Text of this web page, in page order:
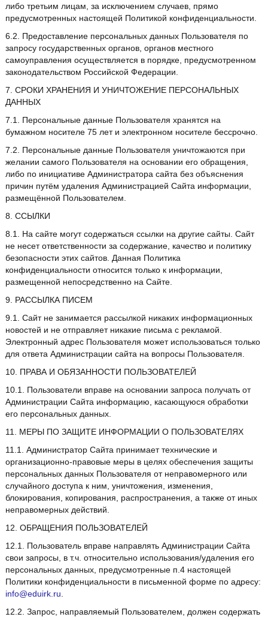
либо третьим лицам, за исключением случаев, прямо
предусмотренных настоящей Политикой конфиденциальности.
6.2. Предоставление персональных данных Пользователя по
запросу государственных органов, органов местного
самоуправления осуществляется в порядке, предусмотренном
законодательством Российской Федерации.
7. СРОКИ ХРАНЕНИЯ И УНИЧТОЖЕНИЕ ПЕРСОНАЛЬНЫХ
ДАННЫХ
7.1. Персональные данные Пользователя хранятся на
бумажном носителе 75 лет и электронном носителе бессрочно.
7.2. Персональные данные Пользователя уничтожаются при
желании самого Пользователя на основании его обращения,
либо по инициативе Администратора сайта без объяснения
причин путём удаления Администрацией Сайта информации,
размещённой Пользователем.
8. ССЫЛКИ
8.1. На сайте могут содержаться ссылки на другие сайты. Сайт
не несет ответственности за содержание, качество и политику
безопасности этих сайтов. Данная Политика
конфиденциальности относится только к информации,
размещенной непосредственно на Сайте.
9. РАССЫЛКА ПИСЕМ
9.1. Сайт не занимается рассылкой никаких информационных
новостей и не отправляет никакие письма с рекламой.
Электронный адрес Пользователя может использоваться только
для ответа Администрации сайта на вопросы Пользователя.
10. ПРАВА И ОБЯЗАННОСТИ ПОЛЬЗОВАТЕЛЕЙ
10.1. Пользователи вправе на основании запроса получать от
Администрации Сайта информацию, касающуюся обработки
его персональных данных.
11. МЕРЫ ПО ЗАЩИТЕ ИНФОРМАЦИИ О ПОЛЬЗОВАТЕЛЯХ
11.1. Администратор Сайта принимает технические и
организационно-правовые меры в целях обеспечения защиты
персональных данных Пользователя от неправомерного или
случайного доступа к ним, уничтожения, изменения,
блокирования, копирования, распространения, а также от иных
неправомерных действий.
12. ОБРАЩЕНИЯ ПОЛЬЗОВАТЕЛЕЙ
12.1. Пользователь вправе направлять Администрации Сайта
свои запросы, в т.ч. относительно использования/удаления его
персональных данных, предусмотренные п.4 настоящей
Политики конфиденциальности в письменной форме по адресу:
info@eduirk.ru.
12.2. Запрос, направляемый Пользователем, должен содержать